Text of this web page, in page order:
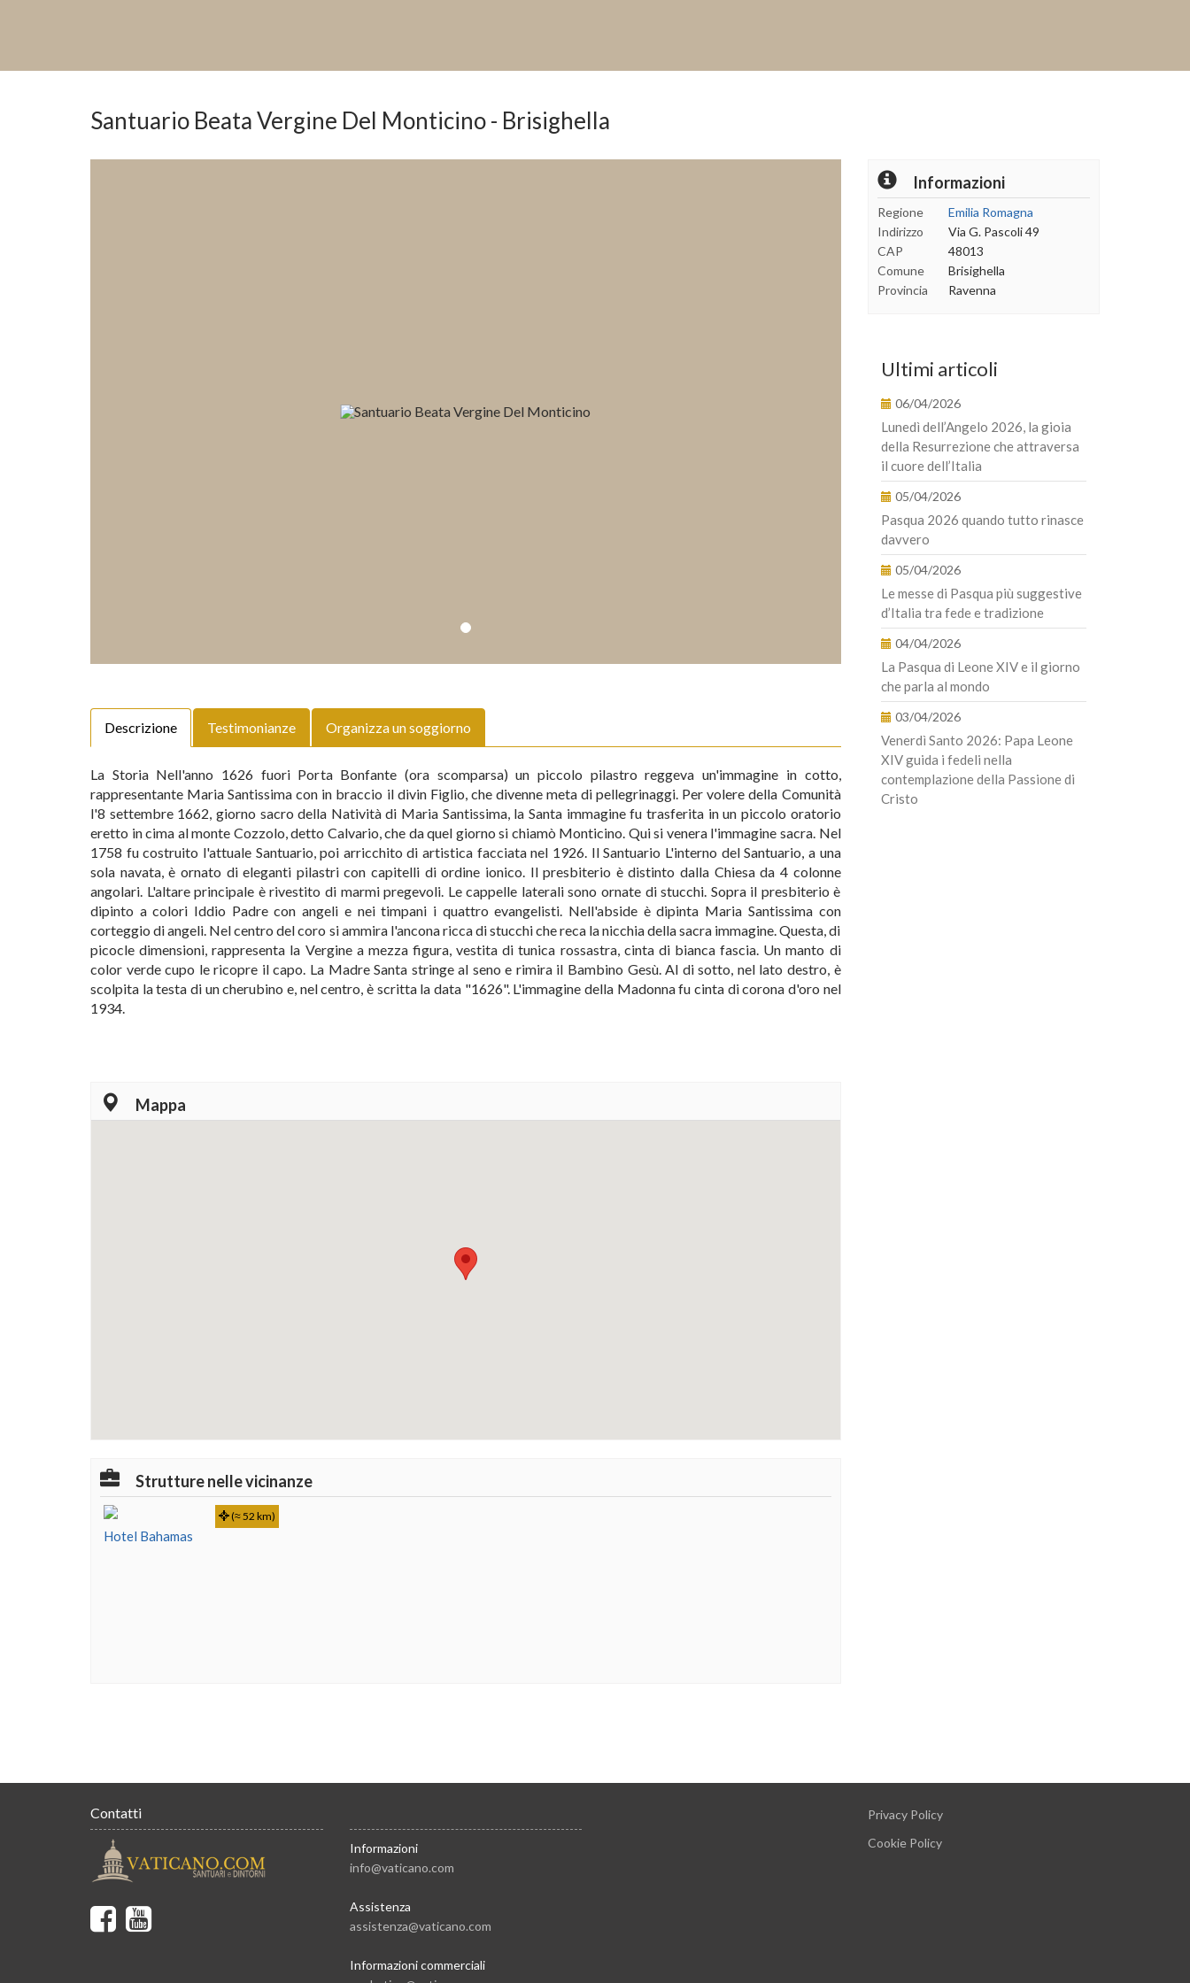
Santuario Beata Vergine Del Monticino - Brisighella
Descrizione Testimonianze Organizza un soggiorno
La Storia Nell'anno 1626 fuori Porta Bonfante (ora scomparsa) un piccolo pilastro reggeva un'immagine in cotto,
rappresentante Maria Santissima con in braccio il divin Figlio, che divenne meta di pellegrinaggi. Per volere della Comunità
l'8 settembre 1662, giorno sacro della Natività di Maria Santissima, la Santa immagine fu trasferita in un piccolo oratorio
eretto in cima al monte Cozzolo, detto Calvario, che da quel giorno si chiamò Monticino. Qui si venera l'immagine sacra. Nel
1758 fu costruito l'attuale Santuario, poi arricchito di artistica facciata nel 1926. Il Santuario L'interno del Santuario, a una
sola navata, è ornato di eleganti pilastri con capitelli di ordine ionico. Il presbiterio è distinto dalla Chiesa da 4 colonne
angolari. L'altare principale è rivestito di marmi pregevoli. Le cappelle laterali sono ornate di stucchi. Sopra il presbiterio è
dipinto a colori Iddio Padre con angeli e nei timpani i quattro evangelisti. Nell'abside è dipinta Maria Santissima con
corteggio di angeli. Nel centro del coro si ammira l'ancona ricca di stucchi che reca la nicchia della sacra immagine. Questa, di
picocle dimensioni, rappresenta la Vergine a mezza figura, vestita di tunica rossastra, cinta di bianca fascia. Un manto di
color verde cupo le ricopre il capo. La Madre Santa stringe al seno e rimira il Bambino Gesù. Al di sotto, nel lato destro, è
scolpita la testa di un cherubino e, nel centro, è scritta la data "1626". L'immagine della Madonna fu cinta di corona d'oro nel
1934.
Mappa
Strutture nelle vicinanze
Hotel Bahamas
(≈ 52 km)
Informazioni
Regione
Emilia Romagna
Indirizzo
Via G. Pascoli 49
CAP
48013
Comune
Brisighella
Provincia
Ravenna
Ultimi articoli
06/04/2026
Lunedì dell’Angelo 2026, la gioia
della Resurrezione che attraversa
il cuore dell’Italia
05/04/2026
Pasqua 2026 quando tutto rinasce
davvero
05/04/2026
Le messe di Pasqua più suggestive
d’Italia tra fede e tradizione
04/04/2026
La Pasqua di Leone XIV e il giorno
che parla al mondo
03/04/2026
Venerdì Santo 2026: Papa Leone
XIV guida i fedeli nella
contemplazione della Passione di
Cristo
Contatti
Informazioni
info@vaticano.com
Assistenza
assistenza@vaticano.com
Informazioni commerciali
Privacy Policy
Cookie Policy